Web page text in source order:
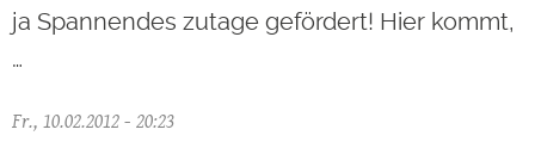
ja Spannendes zutage gefördert! Hier kommt,
…
Fr., 10.02.2012 - 20:23